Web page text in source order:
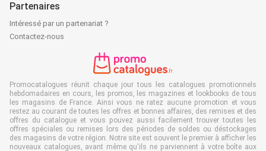
Partenaires
Intéressé par un partenariat ?
Contactez-nous
Promocatalogues réunit chaque jour tous les catalogues promotionnels
hebdomadaires en cours, les promos, les magazines et lookbooks de tous
les magasins de France. Ainsi vous ne ratez aucune promotion et vous
restez au courant de toutes les offres et bonnes affaires, des remises et des
offres du catalogue et vous pouvez aussi facilement trouver toutes les
offres spéciales ou remises lors des périodes de soldes ou déstockages
des magasins de votre région. Notre site est souvent le premier à afficher les
nouveaux catalogues, avant même qu'ils ne parviennent à votre boîte aux